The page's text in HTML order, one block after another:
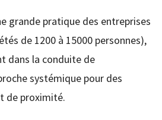
grande pratique des entreprises
de 1200 à 15000 personnes),
dans la conduite de
systémique pour des
de proximité.